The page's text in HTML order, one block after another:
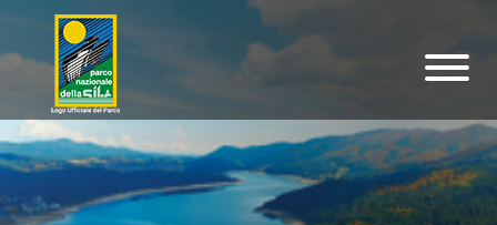
Vai al contenuto principale